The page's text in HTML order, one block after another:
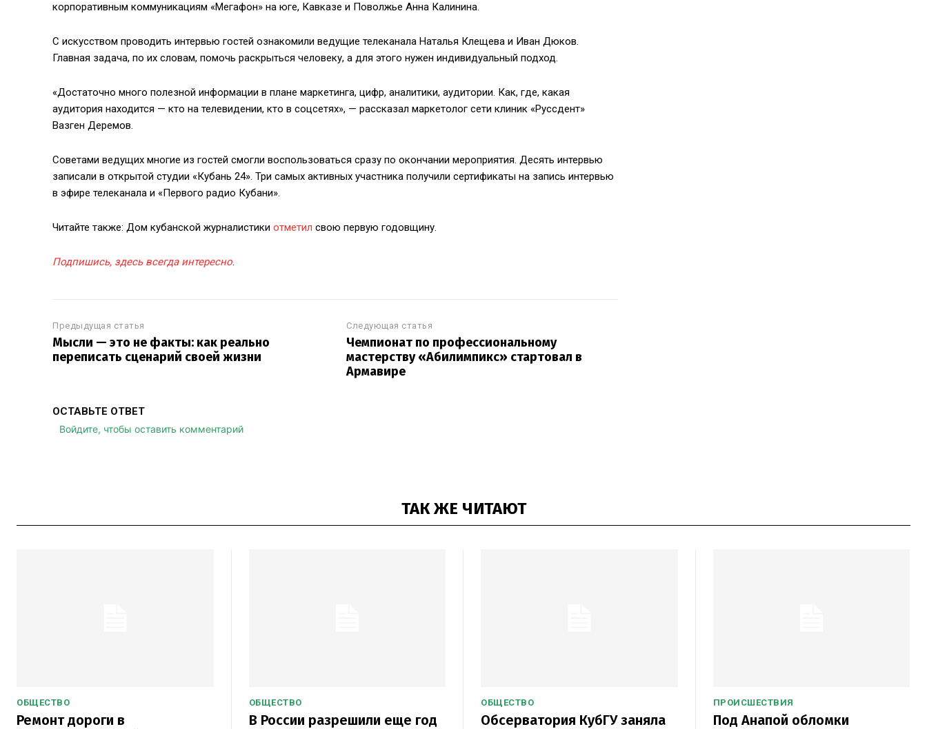
корпоративным коммуникациям «Мегафон» на юге, Кавказе и Поволжье Анна Калинина.
С искусством проводить интервью гостей ознакомили ведущие телеканала Наталья Клещева и Иван Дюков.
Главная задача, по их словам, помочь раскрыться человеку, а для этого нужен индивидуальный подход.
«Достаточно много полезной информации в плане маркетинга, цифр, аналитики, аудитории. Как, где, какая
аудитория находится — кто на телевидении, кто в соцсетях», — рассказал маркетолог сети клиник «Руссдент»
Вазген Деремов.
Советами ведущих многие из гостей смогли воспользоваться сразу по окончании мероприятия. Десять интервью
записали в открытой студии «Кубань 24». Три самых активных участника получили сертификаты на запись интервью
в эфире телеканала и «Первого радио Кубани».
Читайте также: Дом кубанской журналистики отметил свою первую годовщину.
Подпишись, здесь всегда интересно.
Предыдущая статья
Мысли — это не факты: как реально
переписать сценарий своей жизни
Следующая статья
Чемпионат по профессиональному
мастерству «Абилимпикс» стартовал в
Армавире
ОСТАВЬТЕ ОТВЕТ
Войдите, чтобы оставить комментарий
ТАК ЖЕ ЧИТАЮТ
ОБЩЕСТВО
Ремонт дороги в
ОБЩЕСТВО
В России разрешили еще год
ОБЩЕСТВО
Обсерватория КубГУ заняла
ПРОИСШЕСТВИЯ
Под Анапой обломки